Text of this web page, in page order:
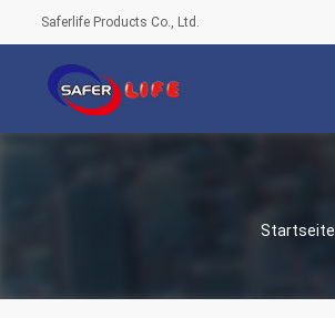
Saferlife Products Co., Ltd.
Startseite